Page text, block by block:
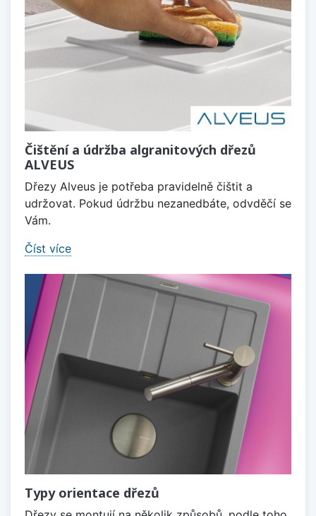
Čištění a údržba algranitových dřezů
ALVEUS
Dřezy Alveus je potřeba pravidelně čištit a
udržovat. Pokud údržbu nezanedbáte, odvděčí se
Vám.
Číst více
Typy orientace dřezů